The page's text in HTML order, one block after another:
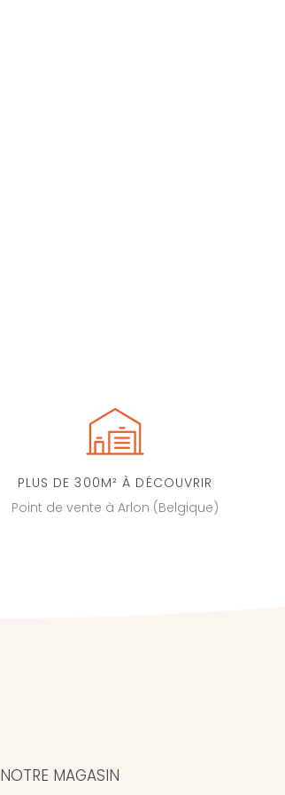
PLUS DE 300M² À DÉCOUVRIR
Point de vente à Arlon (Belgique)
NOTRE MAGASIN